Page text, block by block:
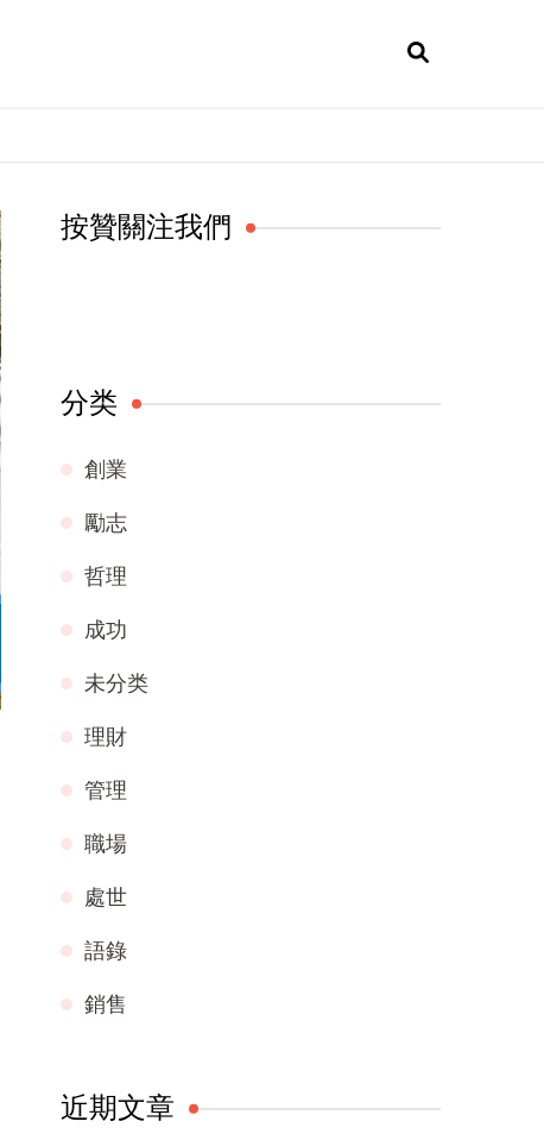
按贊關注我們
分类
創業
勵志
哲理
成功
未分类
理財
管理
職場
處世
語錄
銷售
近期文章